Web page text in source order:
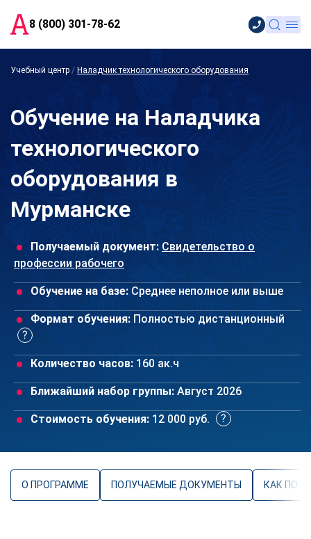
8 (800) 301-78-62
Учебный центр / Наладчик технологического оборудования
Обучение на Наладчика
технологического
оборудования в
Мурманске
Получаемый документ: Свидетельство о
профессии рабочего
Обучение на базе: Среднее неполное или выше
Формат обучения: Полностью дистанционный
Количество часов: 160 ак.ч
Ближайший набор группы: Август 2026
Стоимость обучения: 12 000 руб.
О ПРОГРАММЕ ПОЛУЧАЕМЫЕ ДОКУМЕНТЫ КАК